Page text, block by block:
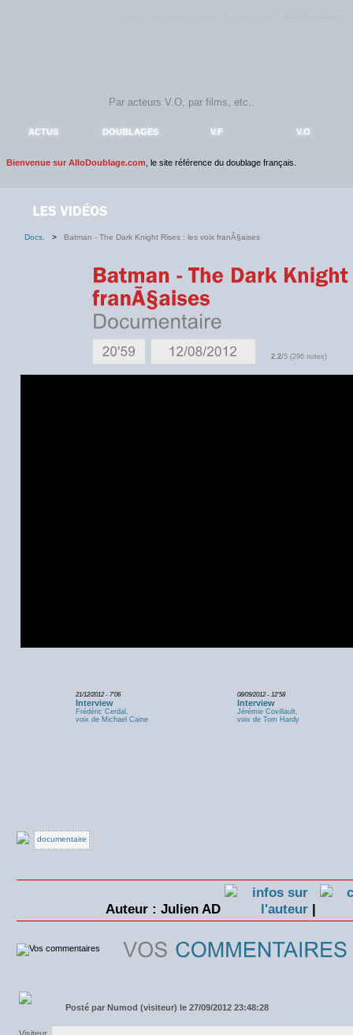
ACTUS DOUBLAGES V.F V.O
Bienvenue sur AlloDoublage.com , le site référence du doublage français.
Docs. > Batman - The Dark Knight Rises : les voix franÃ§aises
2.2/5 (296 notes)
21/12/2012 - 7'06
Interview
Frédéric Cerdal,
voix de Michael Caine
08/09/2012 - 12'58
Interview
Jérémie Covillault,
voix de Tom Hardy
documentaire
Auteur : Julien AD |
Posté par Numod (visiteur) le 27/09/2012 23:48:28